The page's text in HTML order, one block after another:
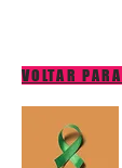
VOLTAR